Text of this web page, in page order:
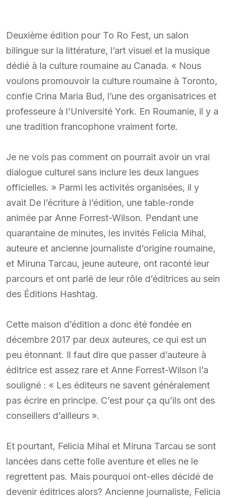
Deuxième édition pour To Ro Fest, un salon
bilingue sur la littérature, l’art visuel et la musique
dédié à la culture roumaine au Canada. « Nous
voulons promouvoir la culture roumaine à Toronto,
confie Crina Maria Bud, l’une des organisatrices et
professeure à l’Université York. En Roumanie, il y a
une tradition francophone vraiment forte.
Je ne vois pas comment on pourrait avoir un vrai
dialogue culturel sans inclure les deux langues
officielles. » Parmi les activités organisées, il y
avait De l’écriture à l’édition, une table-ronde
animée par Anne Forrest-Wilson. Pendant une
quarantaine de minutes, les invités Felicia Mihal,
auteure et ancienne journaliste d’origine roumaine,
et Miruna Tarcau, jeune auteure, ont raconté leur
parcours et ont parlé de leur rôle d’éditrices au sein
des Éditions Hashtag.
Cette maison d’édition a donc été fondée en
décembre 2017 par deux auteures, ce qui est un
peu étonnant. Il faut dire que passer d’auteure à
éditrice est assez rare et Anne Forrest-Wilson l’a
souligné : « Les éditeurs ne savent généralement
pas écrire en principe. C’est pour ça qu’ils ont des
conseillers d’ailleurs ».
Et pourtant, Felicia Mihal et Miruna Tarcau se sont
lancées dans cette folle aventure et elles ne le
regrettent pas. Mais pourquoi ont-elles décidé de
devenir éditrices alors? Ancienne journaliste, Felicia